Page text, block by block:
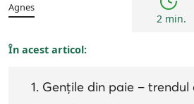
Agnes
2 min.
În acest articol:
Gențile din paie – trendul